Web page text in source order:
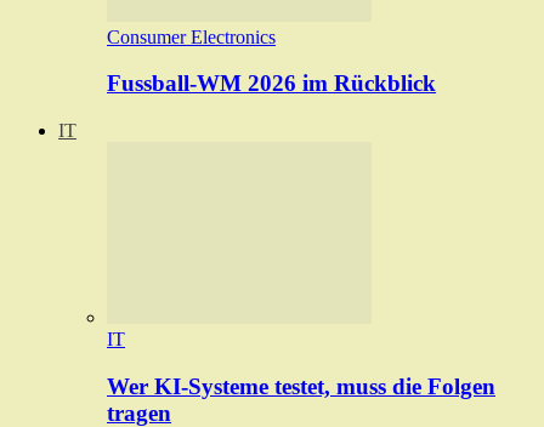
Consumer Electronics
Fussball-WM 2026 im Rückblick
IT
IT
Wer KI-Systeme testet, muss die Folgen
tragen